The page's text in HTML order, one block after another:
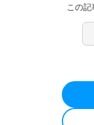
この